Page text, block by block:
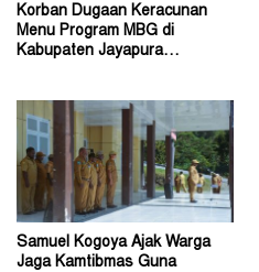
Korban Dugaan Keracunan
Menu Program MBG di
Kabupaten Jayapura
Samuel Kogoya Ajak Warga
Jaga Kamtibmas Guna